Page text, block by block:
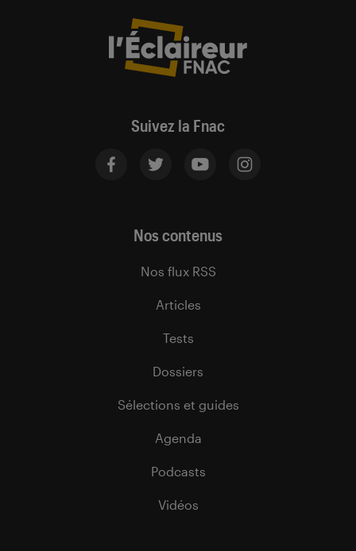
Suivez la Fnac
Nos contenus
Nos flux RSS
Articles
Tests
Dossiers
Sélections et guides
Agenda
Podcasts
Vidéos